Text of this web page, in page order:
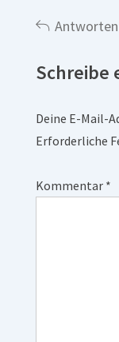
Antworten
Schreibe
Deine E-Mail-
Erforderliche
Kommentar *